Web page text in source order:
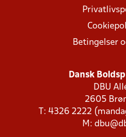
Betingelser
Dansk
DBU
2605
T: 4326 2222
M: